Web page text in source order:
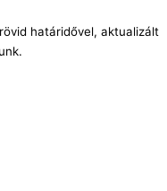
határidővel, aktualizált